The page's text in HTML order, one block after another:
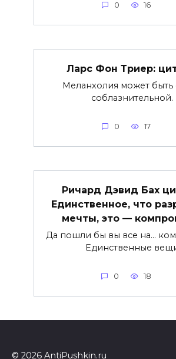
0 16
Ларс Фон Триер:
Меланхолия может быть
соблазнительной.
0 17
Ричард Дэвид Бах
Единственное, что
мечты, это —
Да пошли бы вы все на…
Единственные
0 18
© 2026 AntiPushkin.ru